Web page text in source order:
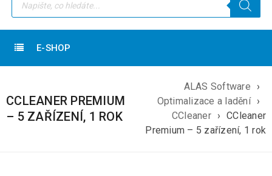
E-SHOP
CCLEANER PREMIUM
– 5 ZAŘÍZENÍ, 1 ROK
ALAS Software
›
Optimalizace a ladění ›
CCleaner › CCleaner
Premium – 5 zařízení, 1 rok